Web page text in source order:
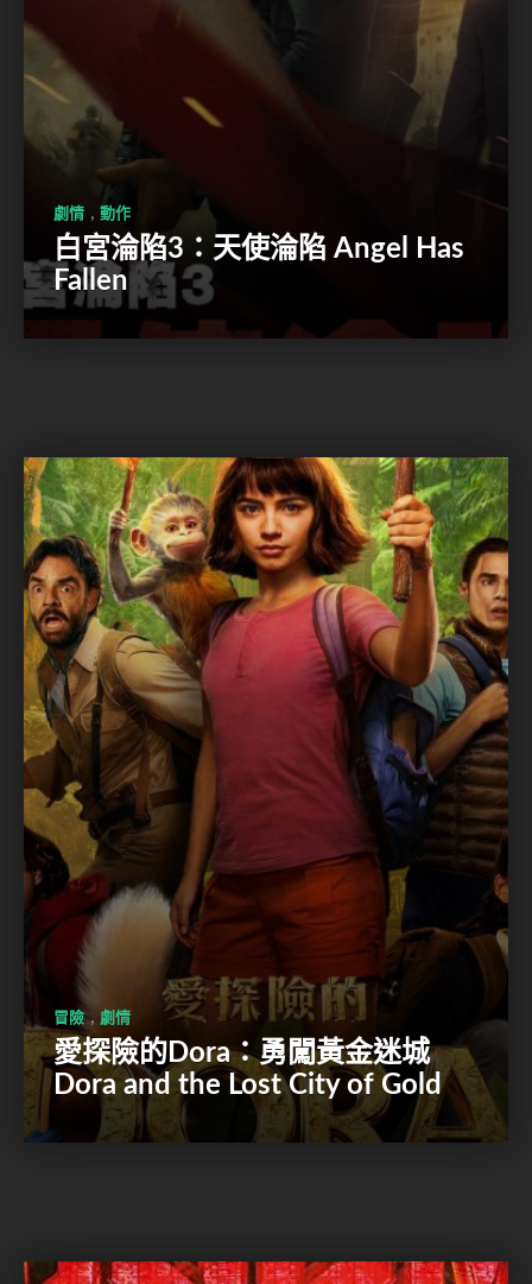
劇情 , 動作
白宮淪陷3：天使淪陷 Angel Has
Fallen
冒險 , 劇情
愛探險的Dora：勇闖黃金迷城
Dora and the Lost City of Gold